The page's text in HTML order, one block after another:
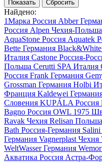
Найдено:
1Марка Россия Abber
Россия Alpen Чехия-Польша
AquaStone Россия Aquatek
Bette Германия Black&White
Италия Castone Россия-
Польша Cerutti SPA Италия
Россия Frank Германия
Grossman Германия Holbi
Франция Kaldewei
Словения KUPÁLA Россия
Bagno Россия OWL 1975
Ravak Чехия Relisan Польша
Bath Россия-Германия Salini
Германия Vagnerplast Чехия
WeltWasserГермания Wemor
Акватика Россия Астра-